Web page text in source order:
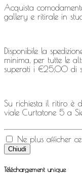
Acquista
gallery e ritirale in
Disponibile la
minima, per tutte le
superati i €25,00 di
Su richiesta il ritiro è
viale Curtatone 5 a
Ne plus afficher ce
Chiudi
Téléchargement unique